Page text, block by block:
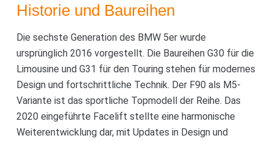
Historie und Baureihen
Die sechste Generation des BMW 5er wurde
ursprünglich 2016 vorgestellt. Die Baureihen G30 für die
Limousine und G31 für den Touring stehen für modernes
Design und fortschrittliche Technik. Der F90 als M5-
Variante ist das sportliche Topmodell der Reihe. Das
2020 eingeführte Facelift stellte eine harmonische
Weiterentwicklung dar, mit Updates in Design und